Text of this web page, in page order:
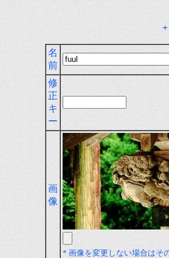
名
前
修
正
キ
ー
画
像
* 画像を変更しない場合はそ